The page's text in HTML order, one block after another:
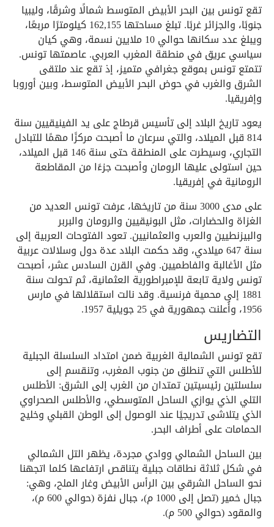
تقع تونس بين البحر الأبيض المتوسط شمالًا وشرقًا، وليبيا
جنوبًا، والجزائر غربًا. تبلغ مساحتها 162,155 كيلومترًا مربعًا،
ويبلغ عدد سكانها حوالي 10 ملايين نسمة، وهي كيان
سياسي عريق في منطقة المغرب العربي. عاصمتها تونس.
تتمتع تونس بموقع جغرافي متميز، إذ تقع عند ملتقى
الشرق والغرب في حوض البحر الأبيض المتوسط، وبين أوروبا
وإفريقيا.
يعود تاريخ البلاد إلى تأسيس قرطاج على يد الفينيقيين سنة
814 قبل الميلاد، والتي سرعان ما أصبحت مركزًا مهمًا للتبادل
التجاري، وسيطرت على المنطقة حتى سنة 146 قبل الميلاد،
حين استولى عليها الرومان وأصبحت جزءًا من المقاطعة
الرومانية في إفريقيا.
على مدى 3000 سنة من تاريخها، عرفت تونس العديد من
الغزاة والحضارات، مثل البونيقيين والرومان والبربر
والبيزنطيين والعرب والعثمانيين. تعود الفتوحات العربية إلى
سنة 647 ميلادي، وقد حكمت البلاد عدة دول وسلالات عربية
مثل الأغالبة والفاطميين. وفي القرن السادس عشر، أصبحت
تونس ولاية تابعة للإمبراطورية العثمانية، ثم تحولت سنة
1881 إلى محمية فرنسية. وقد نالت استقلالها في مارس
1956، وأُعلنت جمهورية في 25 جويلية 1957.
التضاريس
تقع تونس الشمالية الغربية ضمن امتداد السلسلة الجبلية
للأطلس التي تنطلق من جنوب المغرب، وتنقسم إلى
سلسلتين رئيسيتين تمتدان من الغرب إلى الشرق: الأطلس
التلي الذي يوازي الساحل المتوسطي، والأطلس الصحراوي
الذي يتلاشى تدريجيًا عند الوصول إلى الوطن القبلي وخليج
الحمامات على أطراف البحر.
بين الساحل الشمالي ووادي مجردة، يظهر التل الشمالي
في شكل ثلاثة نطاقات جبلية يتناقص ارتفاعها كلما اتجهنا
نحو الساحل الشرقي بين الرأس الأبيض وغار الملح، وهي:
جبال خمير (تصل إلى 1000 م)، جبال نفزة (حوالي 600 م)،
والمقود (حوالي 500 م).